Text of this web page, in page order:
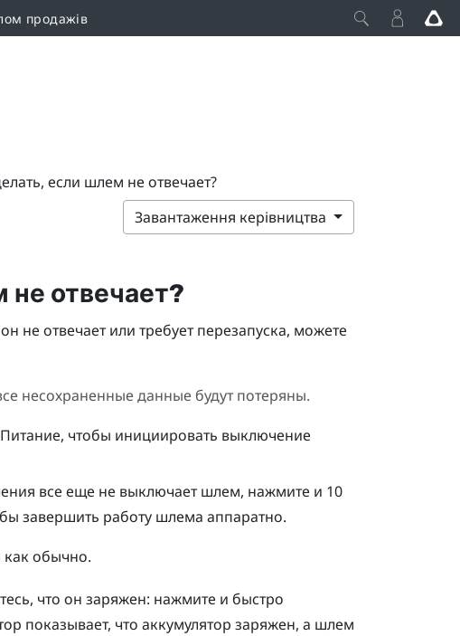
продажів
если шлем не отвечает?
Завантаження керівництва
не отвечает?
не отвечает или требует перезапуска, можете
несохраненные данные будут потеряны.
Питание, чтобы инициировать выключение
все еще не выключает шлем, нажмите и 10
завершить работу шлема аппаратно.
обычно.
что он заряжен: нажмите и быстро
показывает, что аккумулятор заряжен, а шлем